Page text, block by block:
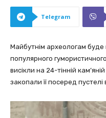
Telegram
Майбутнім археологам
популярного
висікли на 24-тінній
закопали її посеред пустелі в